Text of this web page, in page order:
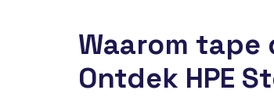
Waarom
Ontdek HPE